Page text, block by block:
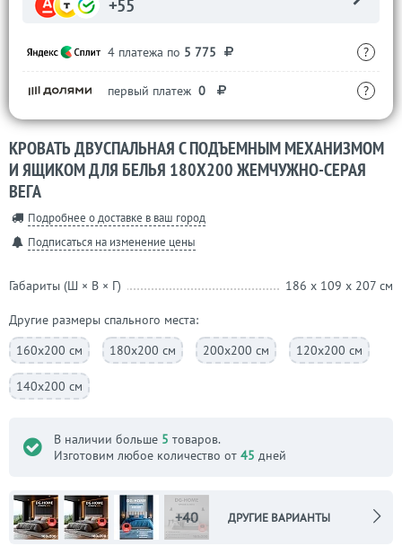
+55
4 платежа по 5 775 ?
первый платеж 0 ?
КРОВАТЬ ДВУСПАЛЬНАЯ С ПОДЪЕМНЫМ МЕХАНИЗМОМ
И ЯЩИКОМ ДЛЯ БЕЛЬЯ 180Х200 ЖЕМЧУЖНО-СЕРАЯ
ВЕГА
Подробнее о доставке в ваш город
Подписаться на изменение цены
Габариты (Ш × В × Г) 186 x 109 x 207 см
Другие размеры спального места:
160х200 см
180х200 см 200х200 см 120х200 см
140х200 см
В наличии больше 5 товаров.
Изготовим любое количество от 45 дней
+40 ДРУГИЕ ВАРИАНТЫ